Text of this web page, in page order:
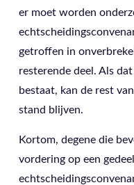
er moet worden
getroffen in
resterende deel. Als
bestaat, kan de rest
stand blijven.
Kortom, degene die
vordering op een